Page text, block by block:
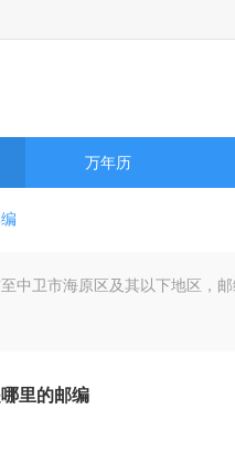
万年历
中卫市海原区及其以下地区，
里的邮编